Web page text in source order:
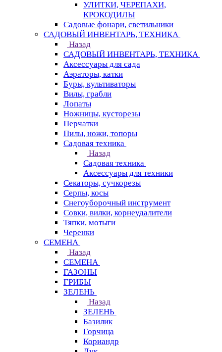
УЛИТКИ, ЧЕРЕПАХИ,
КРОКОДИЛЫ
Садовые фонари, светильники
САДОВЫЙ ИНВЕНТАРЬ, ТЕХНИКА
Назад
САДОВЫЙ ИНВЕНТАРЬ, ТЕХНИКА
Аксессуары для сада
Аэраторы, катки
Буры, культиваторы
Вилы, грабли
Лопаты
Ножницы, кусторезы
Перчатки
Пилы, ножи, топоры
Садовая техника
Назад
Садовая техника
Аксессуары для техники
Секаторы, сучкорезы
Серпы, косы
Снегоуборочный инструмент
Совки, вилки, корнеудалители
Тяпки, мотыги
Черенки
СЕМЕНА
Назад
СЕМЕНА
ГАЗОНЫ
ГРИБЫ
ЗЕЛЕНЬ
Назад
ЗЕЛЕНЬ
Базилик
Горчица
Кориандр